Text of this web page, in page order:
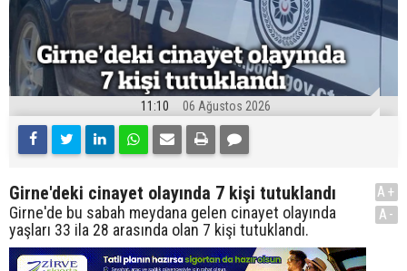
11:10 06 Ağustos 2026
Girne'deki cinayet olayında 7 kişi tutuklandı
Girne'de bu sabah meydana gelen cinayet olayında
yaşları 33 ila 28 arasında olan 7 kişi tutuklandı.
A+
A-